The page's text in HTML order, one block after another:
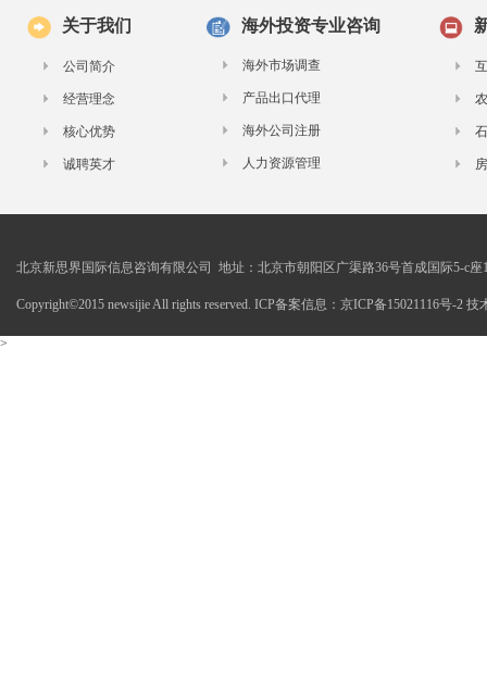
关于我们
公司简介
经营理念
核心优势
诚聘英才
海外投资专业咨询
海外市场调查
产品出口代理
海外公司注册
人力资源管理
北京新思界国际信息咨询有限公司 地址：北京市朝阳区广渠路36号首成国际5-c座
Copyright©2015 newsijie All rights reserved. ICP备案信息：京ICP备15021116号-2 技
>